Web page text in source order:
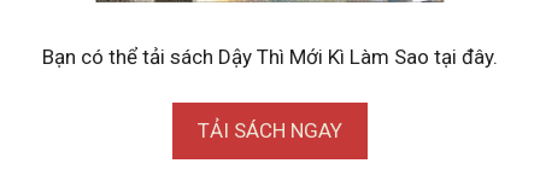
Bạn có thể tải sách Dậy Thì Mới Kì Làm Sao tại đây.
TẢI SÁCH NGAY